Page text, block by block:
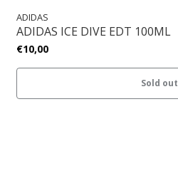
ADIDAS
ADIDAS ICE DIVE EDT 100ML
€10,00
Sold out